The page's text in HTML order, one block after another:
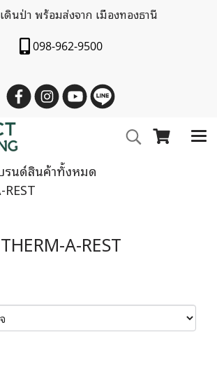
นป่า พร้อมส่งจาก เมืองทองธานี
098-962-9500
รนด์สินค้าทั้งหมด
THERM-A-REST